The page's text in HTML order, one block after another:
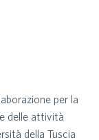
per la
delle attività
della Tuscia